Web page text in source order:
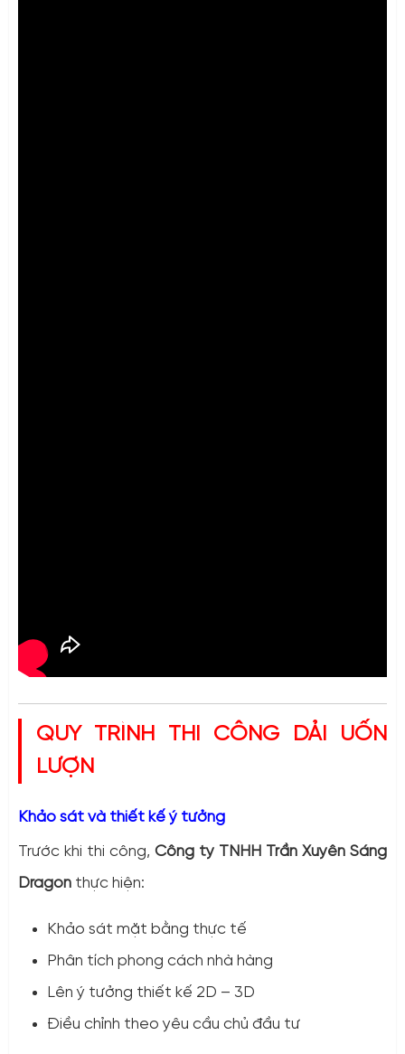
QUY TRÌNH THI CÔNG DẢI UỐN
LƯỢN
Khảo sát và thiết kế ý tưởng
Trước khi thi công, Công ty TNHH Trần Xuyên Sáng
Dragon thực hiện:
Khảo sát mặt bằng thực tế
Phân tích phong cách nhà hàng
Lên ý tưởng thiết kế 2D – 3D
Điều chỉnh theo yêu cầu chủ đầu tư